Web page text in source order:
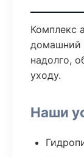
Комплекс
домашний
надолго,
уходу.
Наши